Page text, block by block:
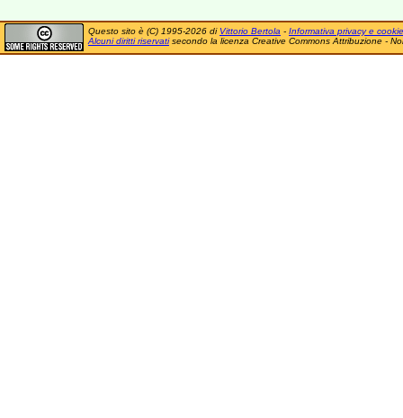
Questo sito è (C) 1995-2026 di Vittorio Bertola - Informativa privacy e cookie
Alcuni diritti riservatisecondo la licenza Creative Commons Attribuzione -